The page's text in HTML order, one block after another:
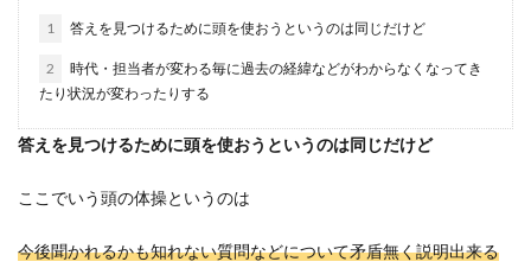
1 答えを見つけるために頭を使おうというのは同じだけど
2
時代・担当者が変わる毎に過去の経緯などがわからなくなってき
たり状況が変わったりする
答えを見つけるために頭を使おうというのは同じだけど
ここでいう頭の体操というのは
今後聞かれるかも知れない質問などについて矛盾無く説明出来る